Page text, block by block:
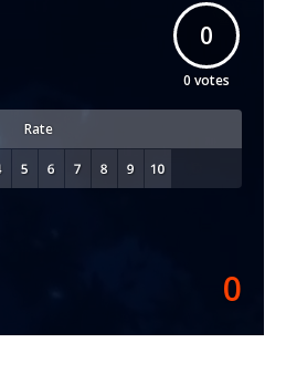
0
0 votes
Rate
0